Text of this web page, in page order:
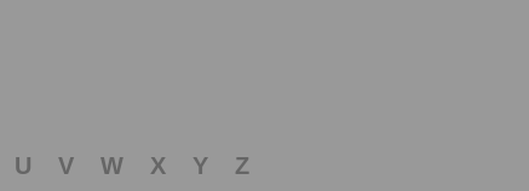
U V W X Y
Z